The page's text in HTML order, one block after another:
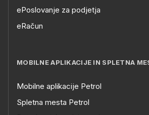
ePoslovanje za podjetja
eRačun
MOBILNE APLIKACIJE IN SPLETNA
Mobilne aplikacije Petrol
Spletna mesta Petrol